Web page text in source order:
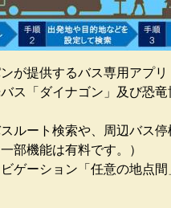
が提供するバス専用アプ
ス「ダイナゴン」及び恐
ルート検索や、周辺バス
機能は有料です。）
ゲーション「任意の地点